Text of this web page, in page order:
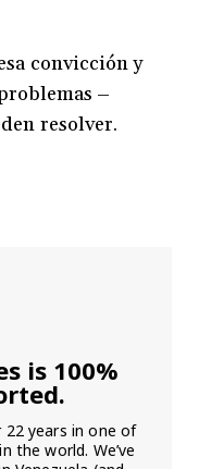
convicción y
–
resolver.
is 100%
22 years in one of
the world. We’ve